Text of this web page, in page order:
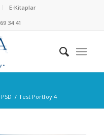
E-Kitaplar
34 41
PSD / Test Portföy 4